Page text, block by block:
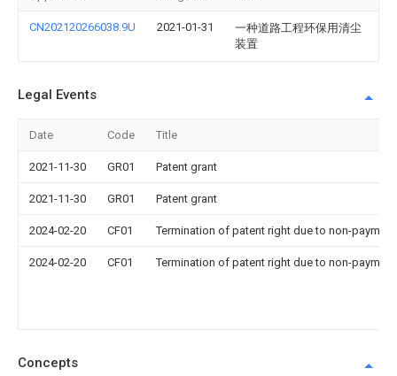
CN202120266038.9U 2021-01-31
一种道路工程环保用清尘
装置
Legal Events
Date Code Title
2021-11-30 GR01 Patent grant
2021-11-30 GR01 Patent grant
2024-02-20 CF01 Termination of patent right due to non-
2024-02-20 CF01 Termination of patent right due to non-
Concepts